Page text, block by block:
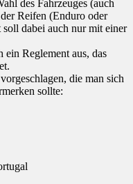
des Fahrzeuges (auch
Reifen (Enduro oder
dabei auch nur mit einer
Reglement aus, das
die man sich
sollte: